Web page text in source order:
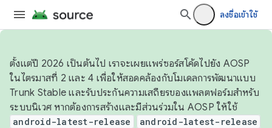
ลงชื่อเข้าใช้
ตั้งแต่ปี 2026 เป็นต้นไป เราจะเผยแพร่ซอร์สโค้ดไปยัง AOSP
ในไตรมาสที่ 2 และ 4 เพื่อให้สอดคล้องกับโมเดลการพัฒนาแบบ
Trunk Stable และรับประกันความเสถียรของแพลตฟอร์มสำหรับ
ระบบนิเวศ หากต้องการสร้างและมีส่วนร่วมใน AOSP ให้ใช้
android-latest-release android-latest-release